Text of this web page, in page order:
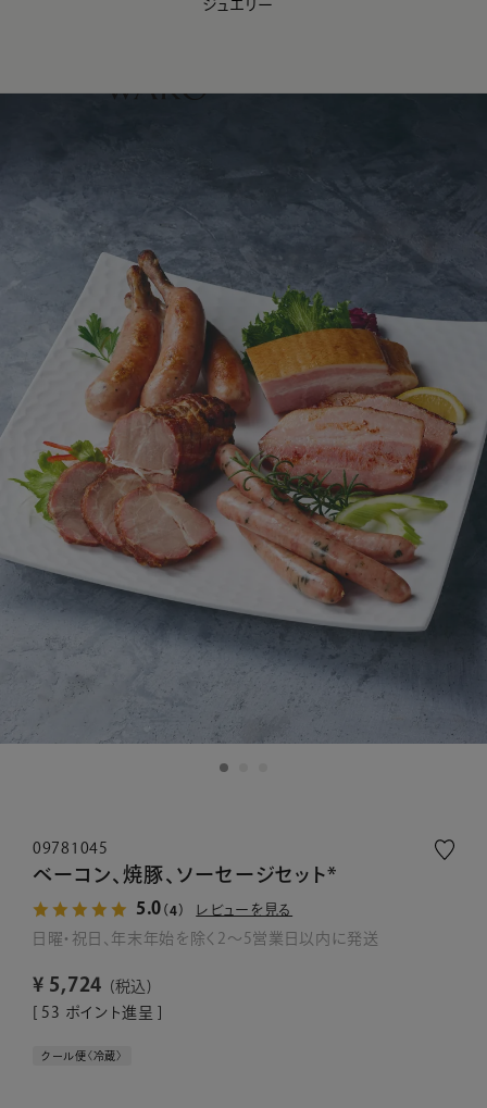
WAKO Membership Program連携はこちら
ジュエリー
09781045
ベーコン、焼豚、ソーセージセット*
5.0 （4） レビューを見る
日曜・祝日、年末年始を除く2～5営業日以内に発送
¥ 5,724
税込
[ 53 ポイント進呈 ]
クール便〈冷蔵〉